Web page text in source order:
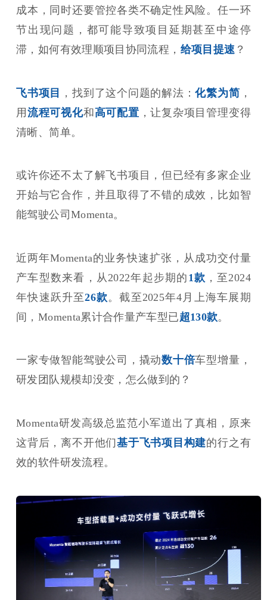
成本，同时还要管控各类不确定性风险。任一环
节出现问题，都可能导致项目延期甚至中途停
滞，如何有效理顺项目协同流程， 给项目提速 ？
飞书项目 ，找到了这个问题的解法：化繁为简 ，
用 流程可视化和高可配置 ，让复杂项目管理变得
清晰、简单。
或许你还不太了解飞书项目，但已经有多家企业
开始与它合作，并且取得了不错的成效，比如智
能驾驶公司Momenta。
近两年Momenta的业务快速扩张，从成功交付量
产车型数来看，从2022年起步期的 1款 ，至2024
年快速跃升至26款。截至2025年4月上海车展期
间，Momenta累计合作量产车型已超130款。
一家专做智能驾驶公司，撬动数十倍车型增量，
研发团队规模却没变，怎么做到的？
Momenta研发高级总监范小军道出了真相，原来
这背后，离不开他们基于飞书项目构建的行之有
效的软件研发流程。